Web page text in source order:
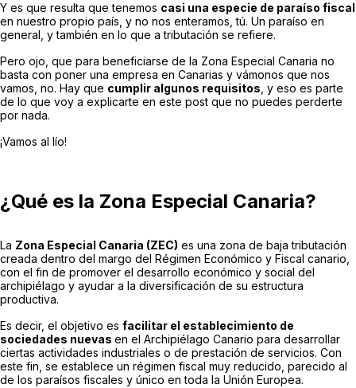
Y es que resulta que tenemos casi una especie de paraíso fiscal
en nuestro propio país, y no nos enteramos, tú. Un paraíso en
general, y también en lo que a tributación se refiere.
Pero ojo, que para beneficiarse de la Zona Especial Canaria no
basta con poner una empresa en Canarias y vámonos que nos
vamos, no. Hay que cumplir algunos requisitos , y eso es parte
de lo que voy a explicarte en este post que no puedes perderte
por nada.
¡Vamos al lío!
¿Qué es la Zona Especial Canaria?
La Zona Especial Canaria (ZEC) es una zona de baja tributación
creada dentro del margo del Régimen Económico y Fiscal canario,
con el fin de promover el desarrollo económico y social del
archipiélago y ayudar a la diversificación de su estructura
productiva.
Es decir, el objetivo es facilitar el establecimiento de
sociedades nuevas en el Archipiélago Canario para desarrollar
ciertas actividades industriales o de prestación de servicios. Con
este fin, se establece un régimen fiscal muy reducido, parecido al
de los paraísos fiscales y único en toda la Unión Europea.